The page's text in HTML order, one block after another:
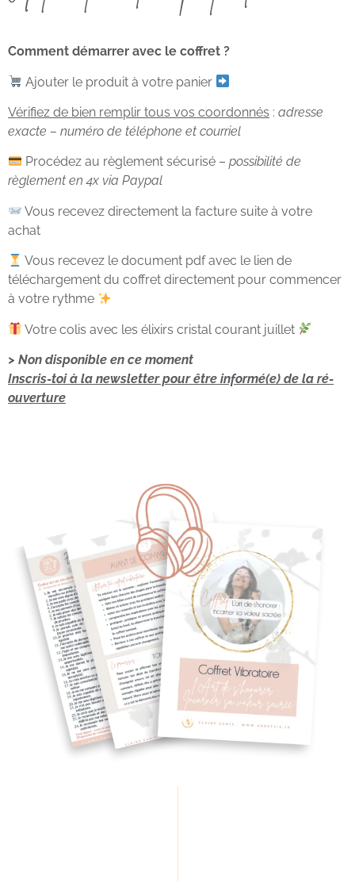
Comment démarrer avec le coffret ?
Ajouter le produit à votre panier
Vérifiez de bien remplir tous vos coordonnés : adresse
exacte – numéro de téléphone et courriel
Procédez au règlement sécurisé –possibilité de
règlement en 4x via Paypal
Vous recevez directement la facture suite à votre
achat
Vous recevez le document pdf avec le lien de
téléchargement du coffret directement pour commencer
à votre rythme
Votre colis avec les élixirs cristal courant juillet
> Non disponible en ce moment
Inscris-toi à la newsletter pour être informé(e) de la ré-
ouverture